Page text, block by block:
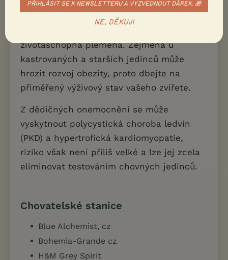
Zdraví / nemoci
životaschopná plemena. Zejména u
kastrovaných a starších jedinců může
hrozit rozvoj obezity, proto dbejte na
přiměřený výživový stav vašeho zvířete.
Z dědičných onemocnění se může
vyskytnout polycystická choroba ledvin
(PKD) a hypertrofická kardiomyopatie,
riziko však není příliš velké a lze jej zcela
eliminovat testováním chovných jedinců.
Chovatelské stanice
Blue Alchemist, cz
Bohemia-Grande cz
H&M Grey Spirit
PŘIHLÁSIT SE K NEWSLETTERU A VYZVEDNOUT DÁREK. 🎁
NE, DĚKUJI